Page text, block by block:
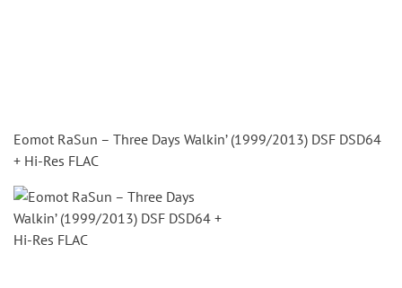
Eomot RaSun – Three Days Walkin’ (1999/2013) DSF DSD64
+ Hi-Res FLAC